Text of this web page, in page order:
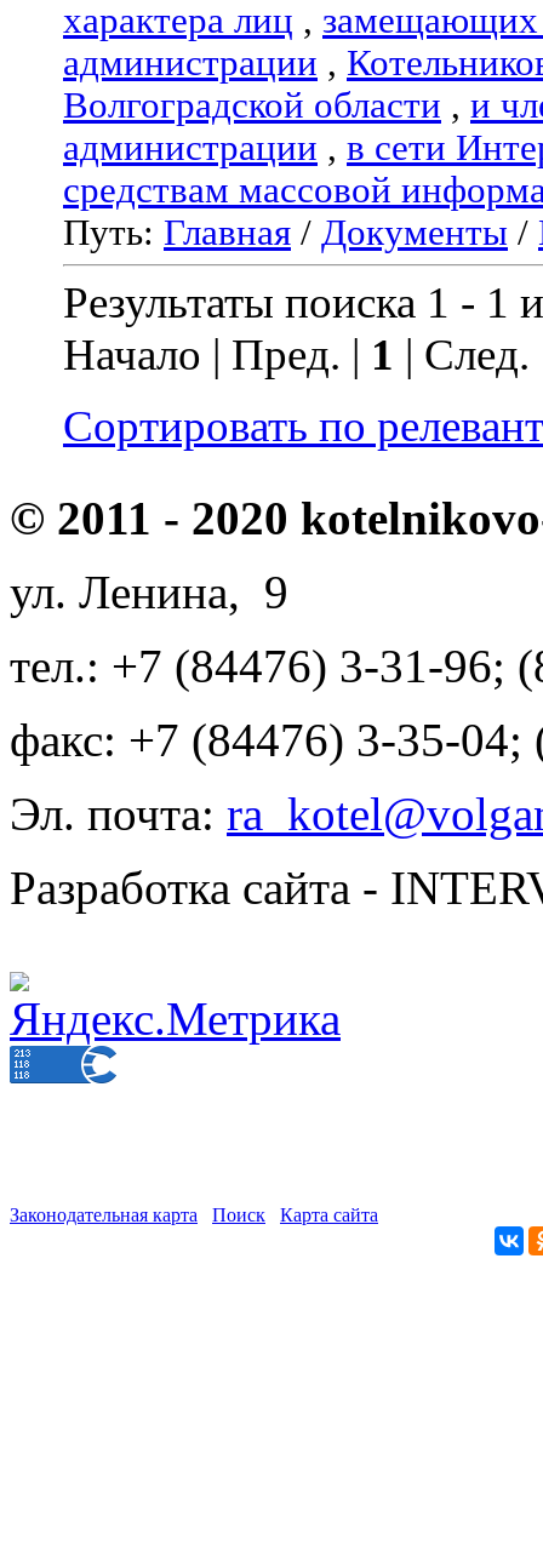
характера лиц , замещающих
администрации ,
Волгоградской области , и
администрации , в сети
средствам массовой
Путь: Главная / Документы /
Результаты поиска 1 - 1
Начало | Пред. | 1 |
Сортировать по
© 2011 - 2020
ул. Ленина, 9
тел.: +7 (84476) 3-31-96;
факс: +7 (84476) 3-35-04;
Эл. почта:
Разработка сайта -
Законодательная карта Поиск Карта сайта